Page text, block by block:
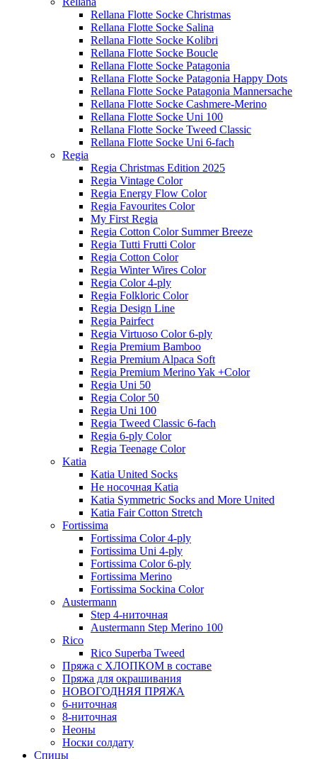
Rellana Flotte Socke Christmas
Rellana Flotte Socke Salina
Rellana Flotte Socke Kolibri
Rellana Flotte Socke Boucle
Rellana Flotte Socke Patagonia
Rellana Flotte Socke Patagonia Happy Dots
Rellana Flotte Socke Patagonia Mannersache
Rellana Flotte Socke Cashmere-Merino
Rellana Flotte Socke Uni 100
Rellana Flotte Socke Tweed Classic
Rellana Flotte Socke Uni 6-fach
Regia
Regia Christmas Edition 2025
Regia Vintage Color
Regia Energy Flow Color
Regia Favourites Color
My First Regia
Regia Cotton Color Summer Breeze
Regia Tutti Frutti Color
Regia Cotton Color
Regia Winter Wires Color
Regia Color 4-ply
Regia Folkloric Color
Regia Design Line
Regia Pairfect
Regia Virtuoso Color 6-ply
Regia Premium Bamboo
Regia Premium Alpaca Soft
Regia Premium Merino Yak +Color
Regia Uni 50
Regia Color 50
Regia Uni 100
Regia Tweed Classic 6-fach
Regia 6-ply Color
Regia Teenage Color
Katia
Katia United Socks
Не носочная Katia
Katia Symmetric Socks and More United
Katia Fair Cotton Stretch
Fortissima
Fortissima Color 4-ply
Fortissima Uni 4-ply
Fortissima Color 6-ply
Fortissima Merino
Fortissima Sockina Color
Austermann
Step 4-ниточная
Austermann Step Merino 100
Rico
Rico Superba Tweed
Пряжа с ХЛОПКОМ в составе
Пряжа для окрашивания
НОВОГОДНЯЯ ПРЯЖА
6-ниточная
8-ниточная
Неоны
Носки солдату
Спицы